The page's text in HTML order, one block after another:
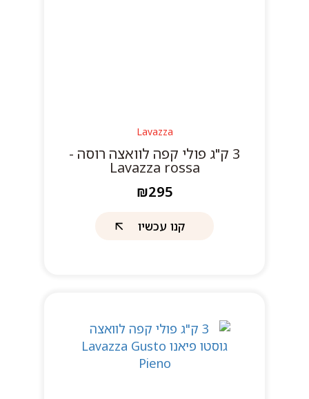
Lavazza
3 ק"ג פולי קפה לוואצה רוסה -
Lavazza rossa
₪295
קנו עכשיו